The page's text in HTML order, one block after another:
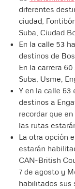
diferentes
ciudad,
Suba, Ciudad
En la calle 53
destinos de
En la carrera
Suba, Usme,
Y en la calle 63
destinos a
recordar que
las rutas
La otra opción
estarán
CAN-British
7 de agosto y
habilitados sus